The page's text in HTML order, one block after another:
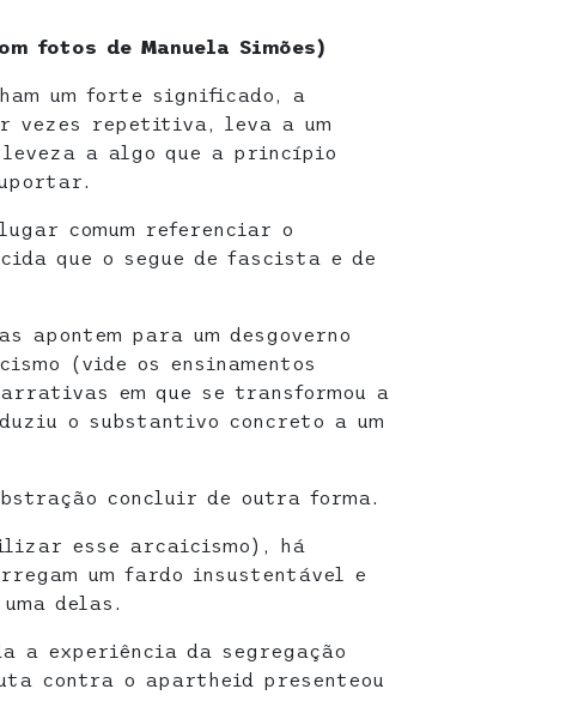
fotos de Manuela Simões)
um forte significado, a
vezes repetitiva, leva a um
a algo que a princípio
comum referenciar o
que o segue de fascista e de
apontem para um desgoverno
(vide os ensinamentos
em que se transformou a
o substantivo concreto a um
concluir de outra forma.
esse arcaicismo), há
um fardo insustentável e
delas.
a experiência da segregação
contra o apartheid presenteou